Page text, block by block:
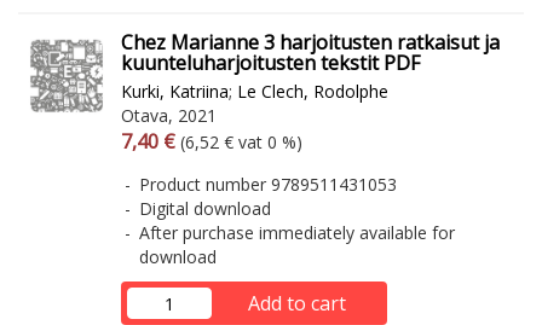
Chez Marianne 3 harjoitusten ratkaisut ja
kuunteluharjoitusten tekstit PDF
Kurki, Katriina; Le Clech, Rodolphe
Otava, 2021
Arvonlisäverollinen hinta
7,40 € Excl. vat
(6,52 € vat 0 %)
Product number 9789511431053
Digital download
After purchase immediately available for
download
Add to cart